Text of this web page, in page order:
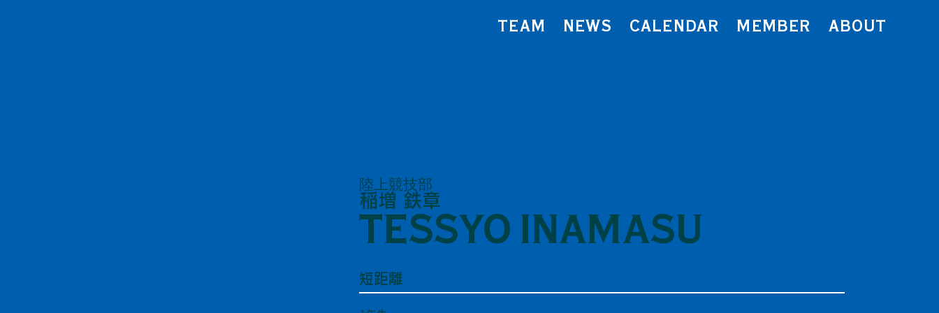
TEAM NEWS CALENDAR MEMBER ABOUT
陸上競技部
稲増 鉄章
TESSYO INAMASU
短距離